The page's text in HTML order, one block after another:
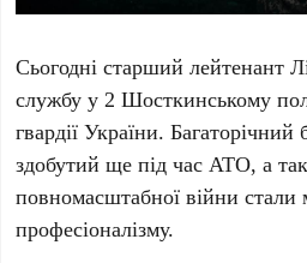
Сьогодні старший лейтенант
службу у 2 Шосткинському
гвардії України.
здобутий ще під час АТО, а
повномасштабної війни
професіоналізму.